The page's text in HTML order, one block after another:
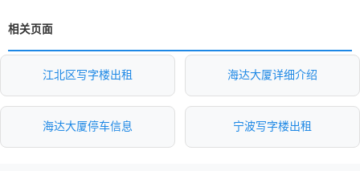
相关页面
江北区写字楼出租 海达大厦详细介绍
海达大厦停车信息 宁波写字楼出租